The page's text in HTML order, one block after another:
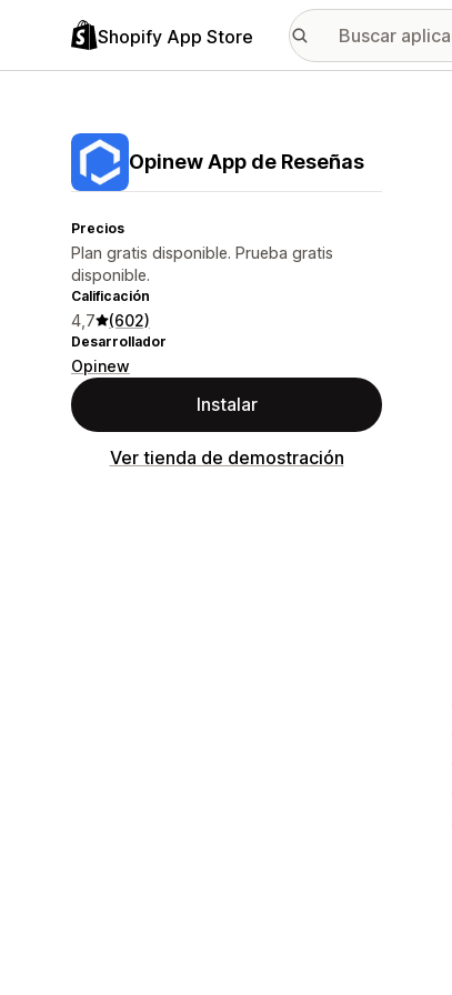
Shopify App Store
Opinew App de Reseñas
Precios
Plan gratis disponible. Prueba gratis
disponible.
Calificación
4,7 (602)
Desarrollador
Opinew
Instalar
Ver tienda de demostración